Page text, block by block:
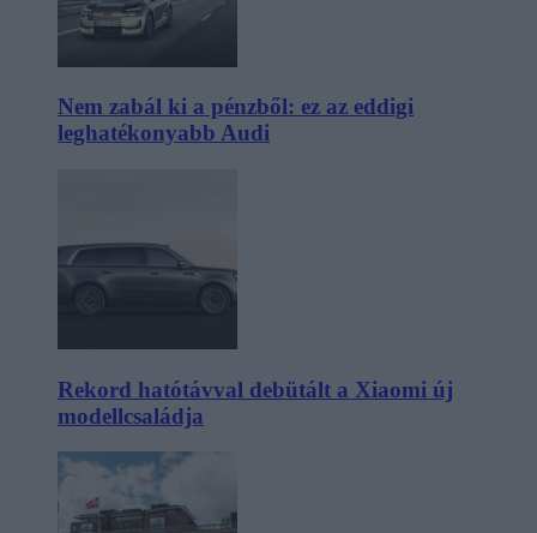
Nem zabál ki a pénzből: ez az eddigi
leghatékonyabb Audi
Rekord hatótávval debütált a Xiaomi új
modellcsaládja